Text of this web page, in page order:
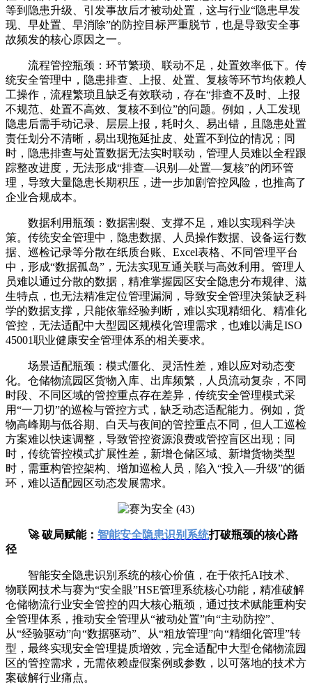
等到隐患升级、引发事故后才被动处置，这与行业“隐患早发
现、早处置、早消除”的防控目标严重脱节，也是导致安全事
故频发的核心原因之一。
流程管控瓶颈：环节繁琐、联动不足，处置效率低下。传
统安全管理中，隐患排查、上报、处置、复核等环节均依赖人
工操作，流程繁琐且缺乏有效联动，存在“排查不及时、上报
不规范、处置不高效、复核不到位”的问题。例如，人工发现
隐患后需手动记录、层层上报，耗时久、易出错，且隐患处置
责任划分不清晰，易出现拖延扯皮、处置不到位的情况；同
时，隐患排查与处置数据无法实时联动，管理人员难以全程跟
踪整改进度，无法形成“排查—识别—处置—复核”的闭环管
理，导致大量隐患长期积压，进一步加剧管控风险，也推高了
企业合规成本。
数据利用瓶颈：数据割裂、支撑不足，难以实现科学决
策。传统安全管理中，隐患数据、人员操作数据、设备运行数
据、巡检记录等分散在纸质台账、Excel表格、不同管理平台
中，形成“数据孤岛”，无法实现互通关联与高效利用。管理人
员难以通过分散的数据，精准掌握园区安全隐患分布规律、滋
生特点，也无法精准定位管理漏洞，导致安全管理决策缺乏科
学的数据支撑，只能依靠经验判断，难以实现精细化、精准化
管控，无法适配中大型园区规模化管理需求，也难以满足ISO
45001职业健康安全管理体系的相关要求。
场景适配瓶颈：模式僵化、灵活性差，难以应对动态变
化。仓储物流园区货物入库、出库频繁，人员流动复杂，不同
时段、不同区域的管控重点存在差异，传统安全管理模式采
用“一刀切”的巡检与管控方式，缺乏动态适配能力。例如，货
物高峰期与低谷期、白天与夜间的管控重点不同，但人工巡检
方案难以快速调整，导致管控资源浪费或管控盲区出现；同
时，传统管控模式扩展性差，新增仓储区域、新增货物类型
时，需重构管控架构、增加巡检人员，陷入“投入—升级”的循
环，难以适配园区动态发展需求。
🚀 破局赋能： 智能安全隐患识别系统打破瓶颈的核心路
径
智能安全隐患识别系统的核心价值，在于依托AI技术、
物联网技术与赛为“安全眼”HSE管理系统核心功能，精准破解
仓储物流行业安全管控的四大核心瓶颈，通过技术赋能重构安
全管理体系，推动安全管理从“被动处置”向“主动防控”、
从“经验驱动”向“数据驱动”、从“粗放管理”向“精细化管理”转
型，最终实现安全管理提质增效，完全适配中大型仓储物流园
区的管控需求，无需依赖虚假案例或参数，以可落地的技术方
案破解行业痛点。